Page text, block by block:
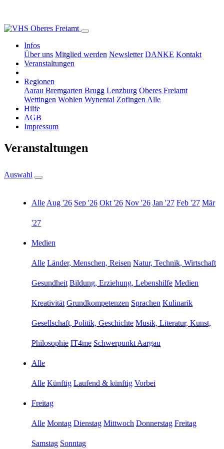
Infos
Über uns Mitglied werden Newsletter DANKE Kontakt
Veranstaltungen
Regionen
Aarau Bremgarten Brugg Lenzburg Oberes Freiamt
Wettingen Wohlen Wynental Zofingen Alle
Hilfe
AGB
Impressum
Veranstaltungen
Auswahl
Alle Aug '26 Sep '26 Okt '26 Nov '26 Jan '27 Feb '27 Mär
'27
Medien
Alle Länder, Menschen, Reisen Natur, Technik, Wirtschaft
Gesundheit Bildung, Erziehung, Lebenshilfe Medien
Kreativität Grundkompetenzen Sprachen Kulinarik
Gesellschaft, Politik, Geschichte Musik, Literatur, Kunst,
Philosophie IT4me Schwerpunkt Aargau
Alle
Alle Künftig Laufend & künftig Vorbei
Freitag
Alle Montag Dienstag Mittwoch Donnerstag Freitag
Samstag Sonntag